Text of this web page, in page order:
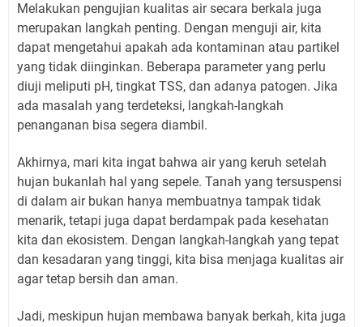
Melakukan pengujian kualitas air secara berkala juga
merupakan langkah penting. Dengan menguji air, kita
dapat mengetahui apakah ada kontaminan atau partikel
yang tidak diinginkan. Beberapa parameter yang perlu
diuji meliputi pH, tingkat TSS, dan adanya patogen. Jika
ada masalah yang terdeteksi, langkah-langkah
penanganan bisa segera diambil.
Akhirnya, mari kita ingat bahwa air yang keruh setelah
hujan bukanlah hal yang sepele. Tanah yang tersuspensi
di dalam air bukan hanya membuatnya tampak tidak
menarik, tetapi juga dapat berdampak pada kesehatan
kita dan ekosistem. Dengan langkah-langkah yang tepat
dan kesadaran yang tinggi, kita bisa menjaga kualitas air
agar tetap bersih dan aman.
Jadi, meskipun hujan membawa banyak berkah, kita juga